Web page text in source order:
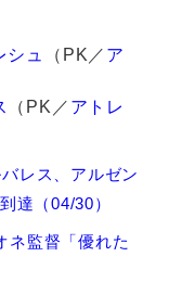
シュ （PK／ ア
（PK／ アトレ
レス、アルゼン
達（04/30）
ネ監督「優れた